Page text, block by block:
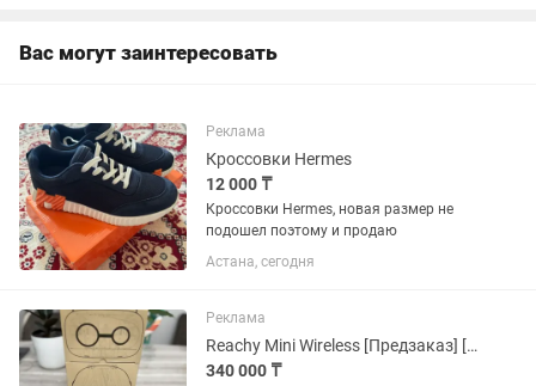
Вас могут заинтересовать
Реклама
Кроссовки Hermes
12 000 ₸
Кроссовки Hermes, новая размер не
подошел поэтому и продаю
Астана, сегодня
Реклама
Reachy Mini Wireless [Предзаказ] [Hugging Face]
340 000 ₸